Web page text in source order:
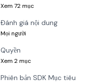
Xem 72 mục
Đánh giá nội dung
Mọi người
Quyền
Xem 2 mục
Phiên bản SDK Mục tiêu